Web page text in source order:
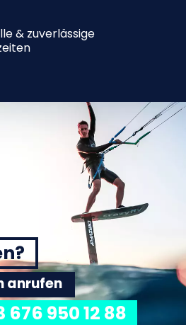
& zuverlässige
anrufen
676 950 12 88